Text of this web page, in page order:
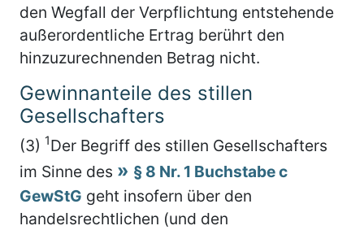
den Wegfall der Verpflichtung entstehende
außerordentliche Ertrag berührt den
hinzuzurechnenden Betrag nicht.
Gewinnanteile des stillen
Gesellschafters
(3) 1Der Begriff des stillen Gesellschafters
im Sinne des
§ 8 Nr. 1 Buchstabe c
GewStG geht insofern über den
handelsrechtlichen (und den